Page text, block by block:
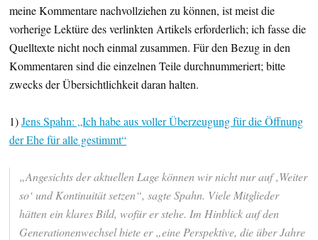
meine Kommentare nachvollziehen zu können, ist meist die
vorherige Lektüre des verlinkten Artikels erforderlich; ich fasse die
Quelltexte nicht noch einmal zusammen. Für den Bezug in den
Kommentaren sind die einzelnen Teile durchnummeriert; bitte
zwecks der Übersichtlichkeit daran halten.
1)Jens Spahn: „Ich habe aus voller Überzeugung für die Öffnung
der Ehe für alle gestimmt“
„Angesichts der aktuellen Lage können wir nicht nur auf ‚Weiter
so‘ und Kontinuität setzen“, sagte Spahn. Viele Mitglieder
hätten ein klares Bild, wofür er stehe. Im Hinblick auf den
Generationenwechsel biete er „eine Perspektive, die über Jahre